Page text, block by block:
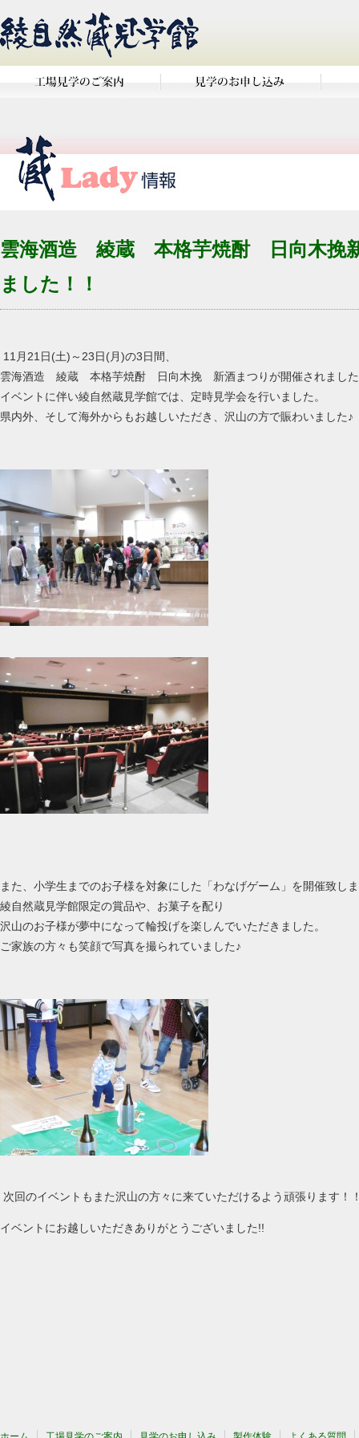
雲海酒造 綾蔵 本格芋焼酎 日向木挽
ました！！
11月21日(土)～23日(月)の3日間、
雲海酒造 綾蔵 本格芋焼酎 日向木挽 新酒まつりが開催されまし
イベントに伴い綾自然蔵見学館では、定時見学会を行いました。
県内外、そして海外からもお越しいただき、沢山の方で賑わいました♪
また、小学生までのお子様を対象にした「わなげゲーム」を開催致し
綾自然蔵見学館限定の賞品や、お菓子を配り
沢山のお子様が夢中になって輪投げを楽しんでいただきました。
ご家族の方々も笑顔で写真を撮られていました♪
次回のイベントもまた沢山の方々に来ていただけるよう頑張ります！
イベントにお越しいただきありがとうございました!!